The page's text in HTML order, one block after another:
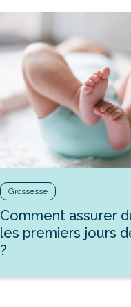
Grossesse
Comment assurer
les premiers jours
?